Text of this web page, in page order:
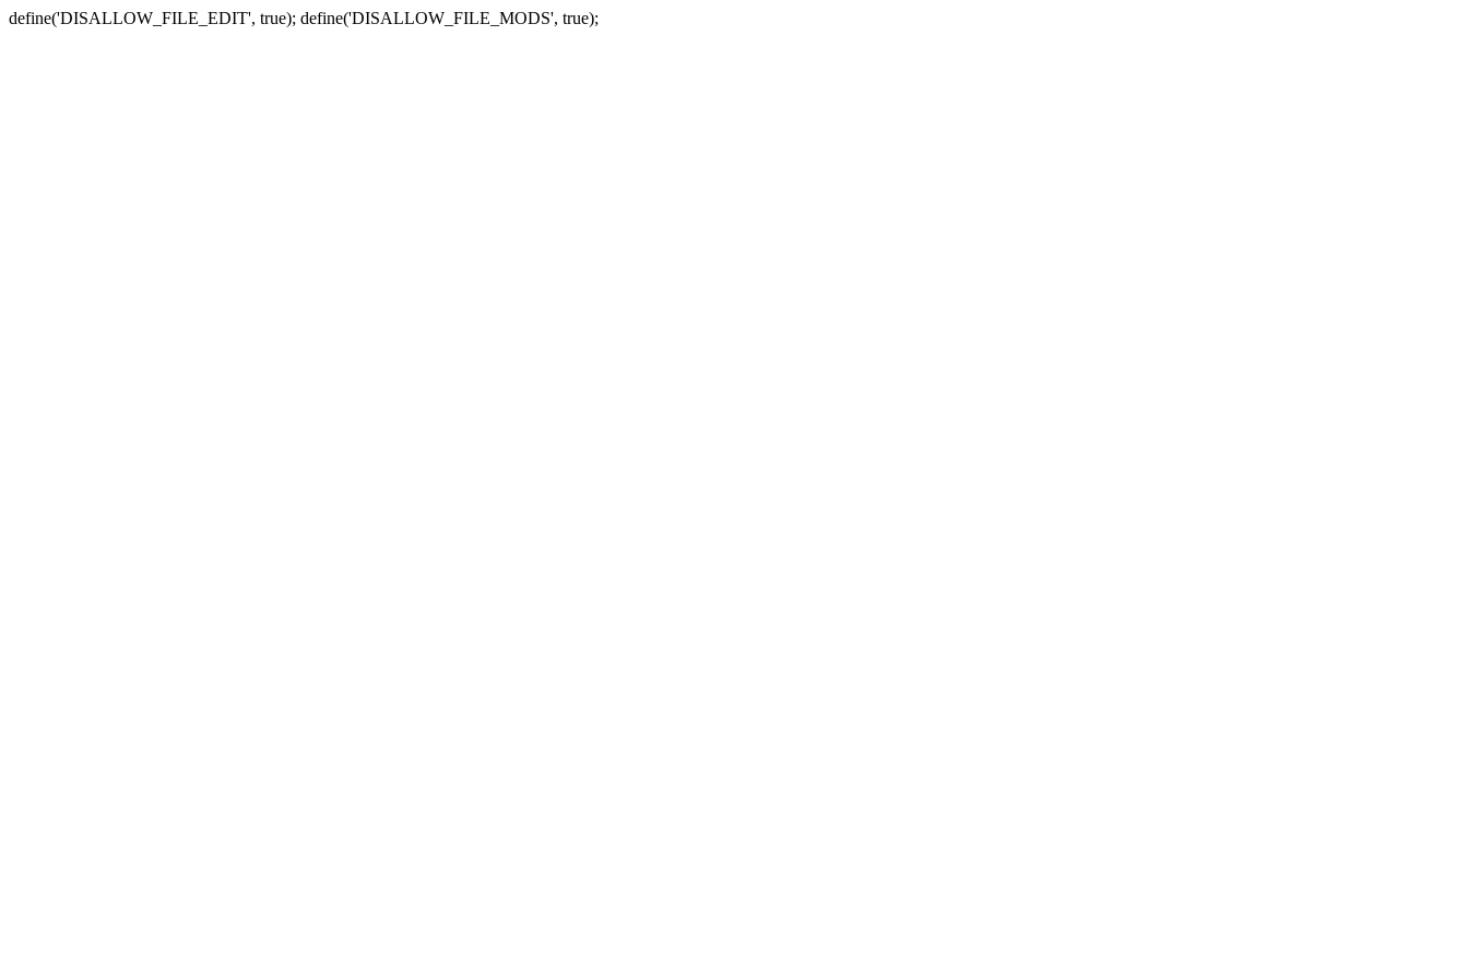
define('DISALLOW_FILE_EDIT', true); define('DISALLOW_FILE_MODS', true);